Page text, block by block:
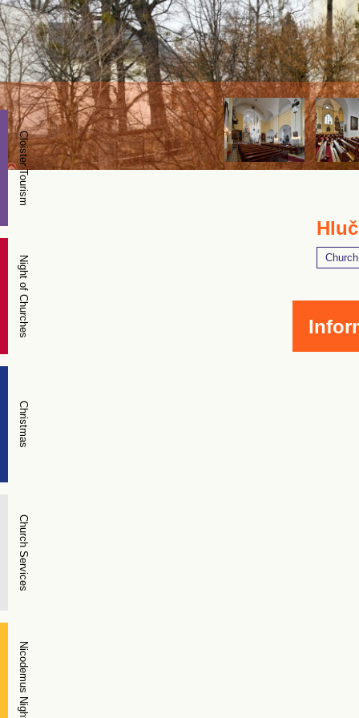
Church
Cloister Tourism
Nicodemus Night
Night of Churches
Christmas
Church Services